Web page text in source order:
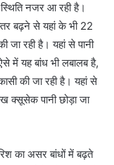
नजर आ रही है।
बढ़ने से यहां के भी 22
रही है। यहां से पानी
में यह बांध भी लबालब है,
की जा रही है। यहां से
क्सूसेक पानी छोड़ा जा
का असर बांधों में बढ़ते